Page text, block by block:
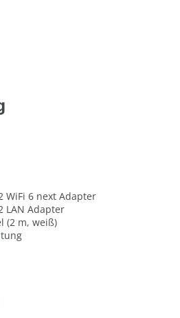
WiFi 6 next Adapter
LAN Adapter
(2 m, weiß)